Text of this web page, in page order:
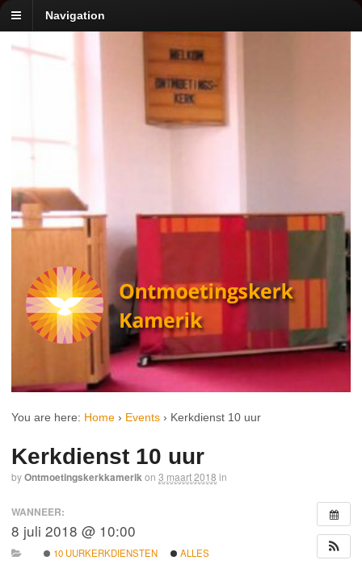
Navigation
You are here: Home › Events › Kerkdienst 10 uur
Kerkdienst 10 uur
byOntmoetingskerkkamerikon 3 maart 2018 in
WANNEER:
8 juli 2018 @ 10:00
10 UURKERKDIENSTEN ALLES